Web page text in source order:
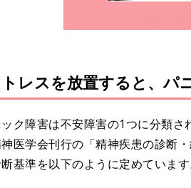
レスを放置すると、パ
ク障害は不安障害の1つに分類
医学会刊行の「精神疾患の診断
基準を以下のように定めています